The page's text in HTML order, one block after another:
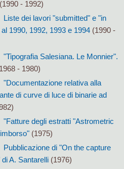
- 1992)
Liste dei lavori "submitted" e "in
1990, 1992, 1993 e 1994(1990 -
"Tipografia Salesiana. Le Monnier".
- 1980)
"Documentazione relativa alla
di curve di luce di binarie ad
"Fatture degli estratti "Astrometric
(1975)
Pubblicazione di "On the capture
A. Santarelli(1976)